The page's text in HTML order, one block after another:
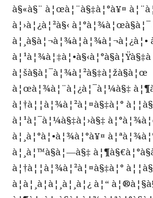
à§«à§¨ à¦œà¦¨à§‡à¦°à¥¤
à¦›à¦¿à¦²à§‹
à¦šà§à¦¯à¦¾à¦²à§‡à¦žà§à¦œ
à¦œà¦¾à¦¨à¦¿à¦¯à¦¼à§‡
à¦†à¦¦à¦¾à¦²à¦¤à§‡à¦°
à¦¹à¦¯à¦¼à§‡à¦›à§‡
à¦¸à¦°à¦•à¦¾à¦°à¥¤
à¦¸à¦™à§à¦—à§‡
à¦†à¦¦à¦¾à¦²à¦¤à§‡à¦°
à¦à¦¸à¦à¦¸à¦¸à¦¿ à¦“